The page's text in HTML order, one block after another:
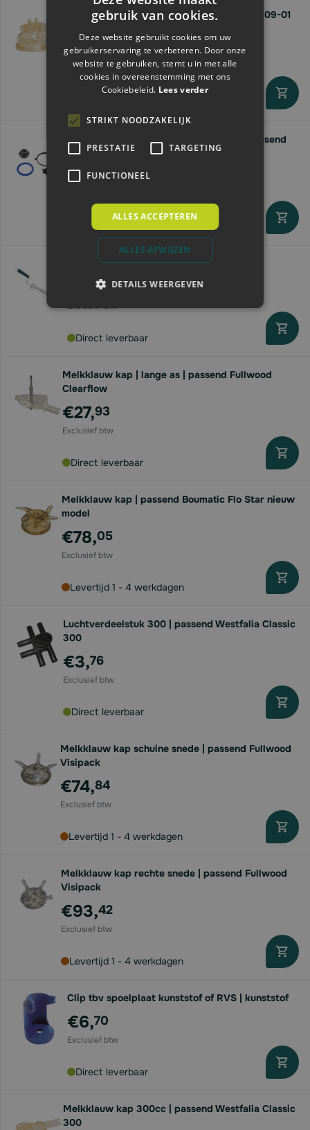
Melkklauw kap 360cc passend Delaval 905609-01
€33,75
Reparatie set tbv. melkmeter | 3-delig | passend
Delaval
€27,17
Direct leverbaar
Kerbl Borstel voor tepelvoering | 50cm
79
Direct leverbaar
Melkklauw kap | lange as | passend Fullwood
Clearflow
€27,93
Direct leverbaar
Melkklauw kap | passend Boumatic Flo Star nieuw
model
€78,05
Levertijd 1 - 4 werkdagen
Luchtverdeelstuk 300 | passend Westfalia Classic
300
€3,76
Direct leverbaar
Melkklauw kap schuine snede | passend Fullwood
Visipack
€74,84
Levertijd 1 - 4 werkdagen
Melkklauw kap rechte snede | passend Fullwood
Visipack
€93,42
Levertijd 1 - 4 werkdagen
Clip tbv spoelplaat kunststof of RVS | kunststof
€6,70
Direct leverbaar
Melkklauw kap 300cc | passend Westfalia Classic
300
gebruik van cookies.
Deze website gebruikt cookies om uw
gebruikerservaring te verbeteren. Door onze
website te gebruiken, stemt u in met alle
cookies in overeenstemming met ons
Cookiebeleid. Lees verder
STRIKT NOODZAKELIJK
PRESTATIE TARGETING
FUNCTIONEEL
ALLES ACCEPTEREN
ALLES AFWIJZEN
DETAILS WEERGEVEN